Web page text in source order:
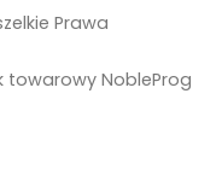
Prawa
towarowy NobleProg